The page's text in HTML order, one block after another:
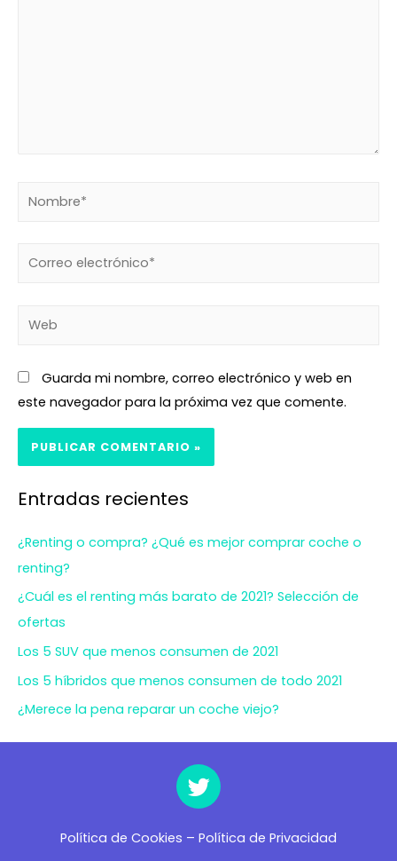
Guarda mi nombre, correo electrónico y web en
este navegador para la próxima vez que comente.
Entradas recientes
¿Renting o compra? ¿Qué es mejor comprar coche o
renting?
¿Cuál es el renting más barato de 2021? Selección de
ofertas
Los 5 SUV que menos consumen de 2021
Los 5 híbridos que menos consumen de todo 2021
¿Merece la pena reparar un coche viejo?
Política de Cookies – Política de Privacidad